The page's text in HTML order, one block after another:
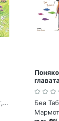
Марк Сперинг, Алисън Браун
бушува
Беа
Мармот